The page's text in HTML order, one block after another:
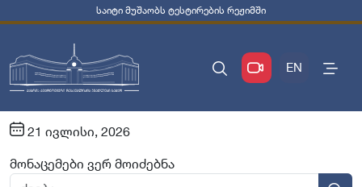
საიტი მუშაობს ტესტირების რეჟიმში
EN
21 ივლისი, 2026
მონაცემები ვერ მოიძებნა